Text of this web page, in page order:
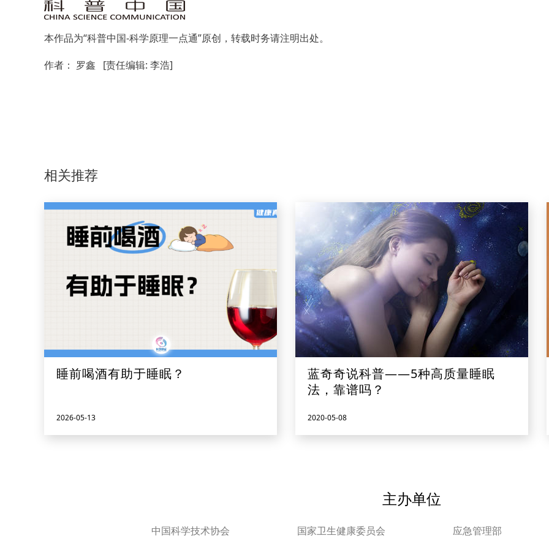
本作品为“科普中国-科学原理一点通”原创，转载时务请注明出处。
作者： 罗鑫
[责任编辑: 李浩]
相关推荐
睡前喝酒有助于睡眠？
2026-05-13
蓝奇奇说科普——5种高质量睡眠
法，靠谱吗？
2020-05-08
主办单位
中国科学技术协会 国家卫生健康委员会 应急管理部